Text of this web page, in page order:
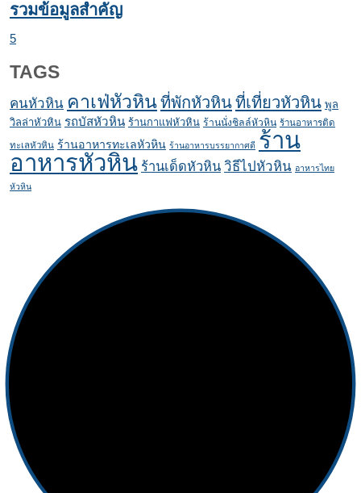
รวมข้อมูลสำคัญ
5
TAGS
คนหัวหิน คาเฟ่หัวหินที่พักหัวหินที่เที่ยวหัวหิน พูล
วิลล่าหัวหิน รถบัสหัวหิน ร้านกาแฟหัวหิน ร้านนั่งชิลล์หัวหิน ร้านอาหารติด
ทะเลหัวหิน ร้านอาหารทะเลหัวหิน ร้านอาหารบรรยากาศดี ร้าน
อาหารหัวหิน ร้านเด็ดหัวหิน วิธีไปหัวหิน อาหารไทย
หัวหิน